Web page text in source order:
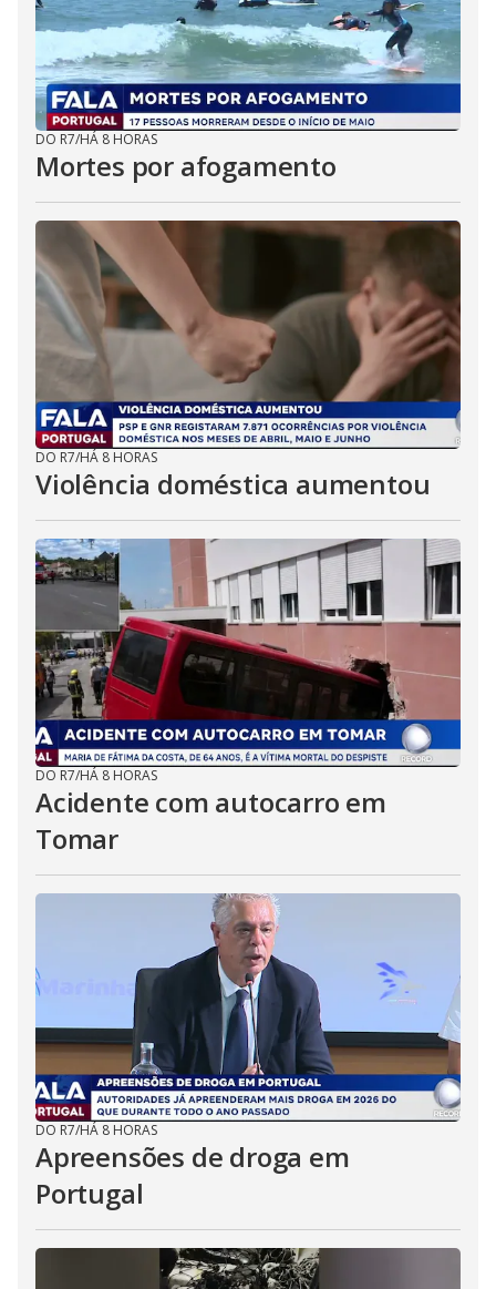
DO R7/HÁ 8 HORAS
Mortes por afogamento
DO R7/HÁ 8 HORAS
Violência doméstica aumentou
DO R7/HÁ 8 HORAS
Acidente com autocarro em
Tomar
DO R7/HÁ 8 HORAS
Apreensões de droga em
Portugal